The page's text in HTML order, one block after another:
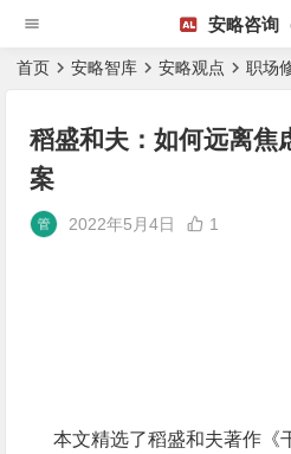
安略咨询
首页 安略智库 安略观点 职场
稻盛和夫：如何远离焦
案
2022年5月4日 1
本文精选了稻盛和夫著作《